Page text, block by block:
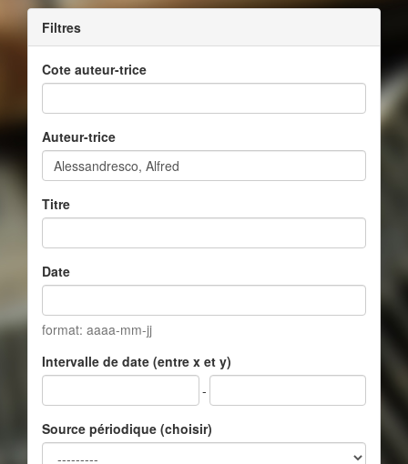
Filtres
Cote auteur-trice
Auteur-trice
Titre
Date
format: aaaa-mm-jj
Intervalle de date (entre x et y)
-
Source périodique (choisir)